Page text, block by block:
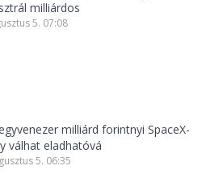
milliárdos
5. 07:08
milliárd forintnyi SpaceX-
válhat eladhatóvá
5. 06:35